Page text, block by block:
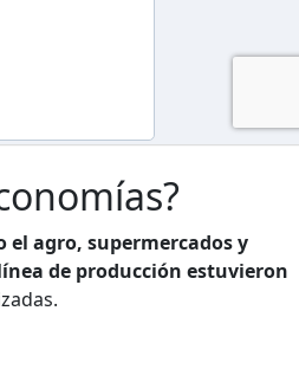
el agro, supermercados y
de producción estuvieron